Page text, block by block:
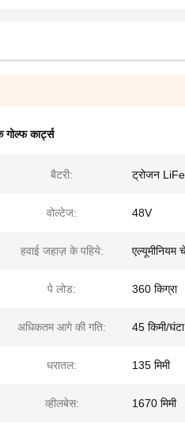
गोल्फ कार्ट्स
बैटरी: ट्रोजन
वोल्टेज: 48V
हवाई जहाज़ के पहिये: एल्यूमीनियम
पे लोड: 360 किग्रा
अधिकतम आगे की गति: 45 किमी/घंटा
धरातल: 135 मिमी
व्हीलबेस: 1670 मिमी